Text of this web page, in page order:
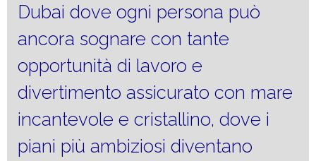
Dubai dove ogni persona può
ancora sognare con tante
opportunità di lavoro e
divertimento assicurato con mare
incantevole e cristallino, dove i
piani più ambiziosi diventano